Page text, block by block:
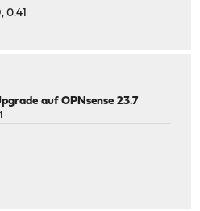
auf OPNsense 23.7